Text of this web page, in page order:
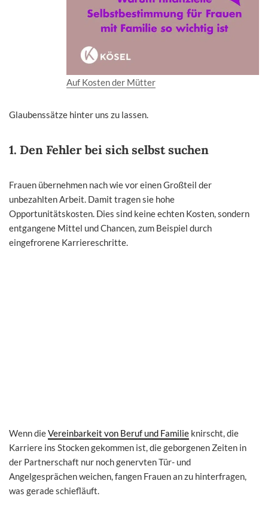
Auf Kosten der Mütter
Glaubenssätze hinter uns zu lassen.
1. Den Fehler bei sich selbst suchen
Frauen übernehmen nach wie vor einen Großteil der
unbezahlten Arbeit. Damit tragen sie hohe
Opportunitätskosten. Dies sind keine echten Kosten, sondern
entgangene Mittel und Chancen, zum Beispiel durch
eingefrorene Karriereschritte.
Wenn dieVereinbarkeit von Beruf und Familie knirscht, die
Karriere ins Stocken gekommen ist, die geborgenen Zeiten in
der Partnerschaft nur noch genervten Tür- und
Angelgesprächen weichen, fangen Frauen an zu hinterfragen,
was gerade schiefläuft.